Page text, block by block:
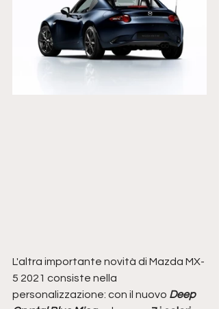
L'altra importante novità di Mazda MX-
5 2021 consiste nella
personalizzazione: con il nuovo Deep